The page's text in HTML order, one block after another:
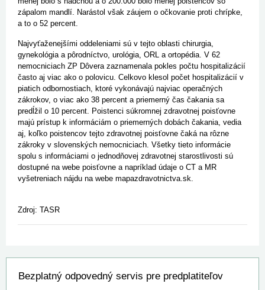
zápalom mandlí. Narástol však záujem o očkovanie proti chrípke,
a to o 52 percent.
Najvyťaženejšími oddeleniami sú v tejto oblasti chirurgia,
gynekológia a pôrodníctvo, urológia, ORL a ortopédia. V 62
nemocniciach ZP Dôvera zaznamenala pokles počtu hospitalizácií
často aj viac ako o polovicu. Celkovo klesol počet hospitalizácií v
piatich odbornostiach, ktoré vykonávajú najviac operačných
zákrokov, o viac ako 38 percent a priemerný čas čakania sa
predĺžil o 10 percent. Poistenci súkromnej zdravotnej poisťovne
majú prístup k informáciám o priemerných dobách čakania, vedia
aj, koľko poistencov tejto zdravotnej poisťovne čaká na rôzne
zákroky v slovenských nemocniciach. Všetky tieto informácie
spolu s informáciami o jednodňovej zdravotnej starostlivosti sú
dostupné na webe poisťovne a napríklad údaje o CT a MR
vyšetreniach nájdu na webe mapazdravotnictva.sk.
Zdroj: TASR
Bezplatný odpovedný servis pre predplatiteľov